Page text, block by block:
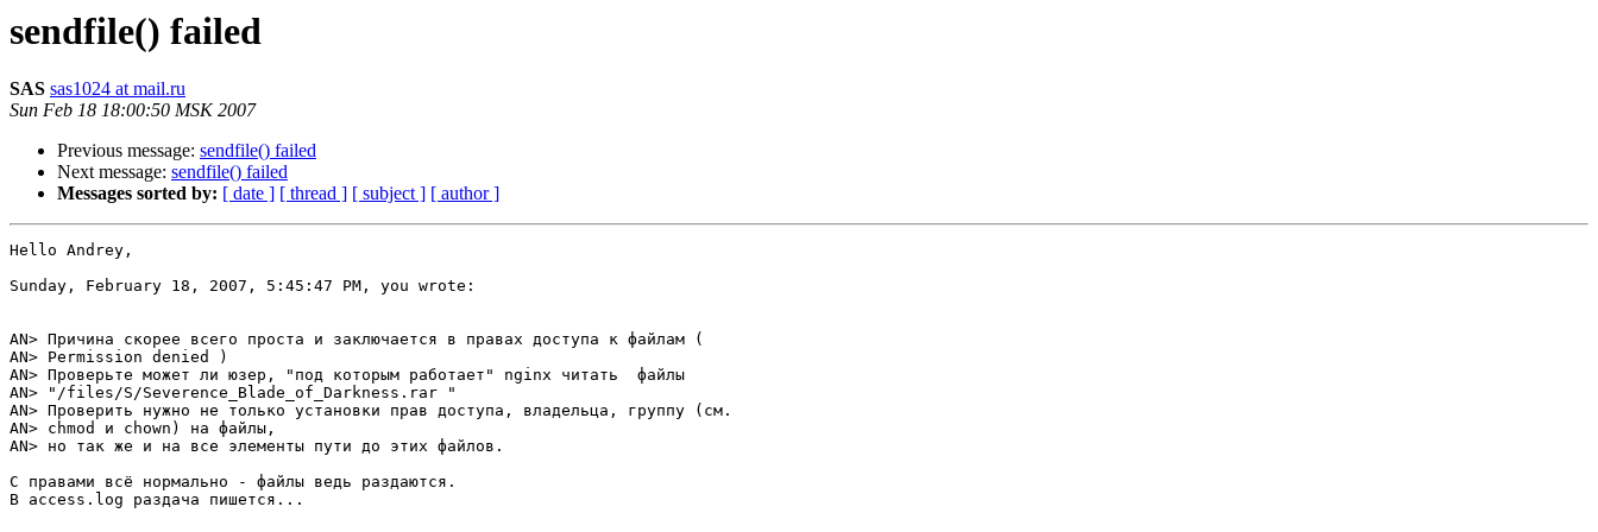
sendfile() failed
SAS sas1024 at mail.ru
Sun Feb 18 18:00:50 MSK 2007
Previous message: sendfile() failed
Next message: sendfile() failed
Messages sorted by: [ date ] [ thread ] [ subject ] [ author ]
Hello Andrey,
Sunday, February 18, 2007, 5:45:47 PM, you wrote:
AN> Причина скорее всего проста и заключается в правах доступа к файлам (
AN> Permission denied )
AN> Проверьте может ли юзер, "под которым работает" nginx читать  файлы
AN> "/files/S/Severence_Blade_of_Darkness.rar "
AN> Проверить нужно не только установки прав доступа, владельца, группу (см.
AN> chmod и chown) на файлы,
AN> но так же и на все элементы пути до этих файлов.
С правами всё нормально - файлы ведь раздаются.
В access.log раздача пишется...